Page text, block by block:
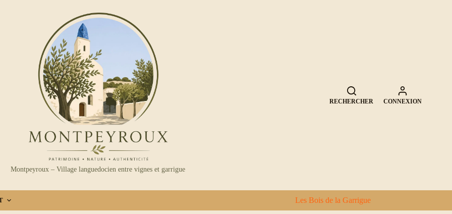
Montpeyroux – Village languedocien entre vignes et garrigue
RECHERCHER CONNEXION
Les Bois de la Garrigue